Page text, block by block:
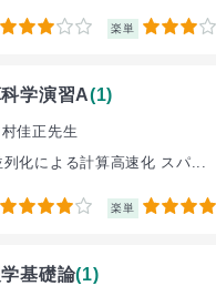
3 楽単 3
学演習A(1)
佳正先生
列化による計算高速化 スパ...
4 楽単 5
基礎論(1)